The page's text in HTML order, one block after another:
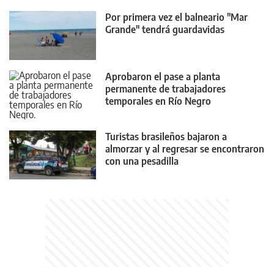
Por primera vez el balneario "Mar
Grande" tendrá guardavidas
Aprobaron el pase a planta
permanente de trabajadores
temporales en Río Negro
Turistas brasileños bajaron a
almorzar y al regresar se encontraron
con una pesadilla